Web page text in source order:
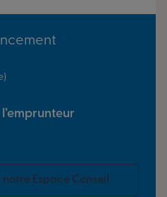
Espace Conseil